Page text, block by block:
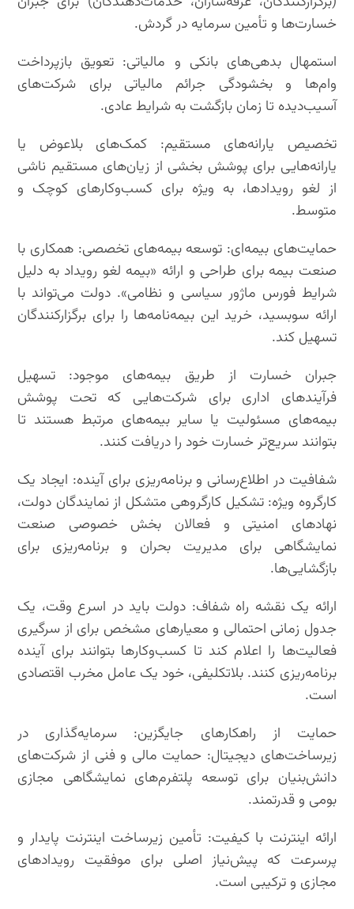
خسارت‌ها و تأمین سرمایه در گردش.
استمهال بدهی‌های بانکی و مالیاتی: تعویق بازپرداخت
وام‌ها و بخشودگی جرائم مالیاتی برای شرکت‌های
آسیب‌دیده تا زمان بازگشت به شرایط عادی.
تخصیص یارانه‌های مستقیم: کمک‌های بلاعوض یا
یارانه‌هایی برای پوشش بخشی از زیان‌های مستقیم ناشی
از لغو رویدادها، به ویژه برای کسب‌وکارهای کوچک و
متوسط.
حمایت‌های بیمه‌ای: توسعه بیمه‌های تخصصی: همکاری با
صنعت بیمه برای طراحی و ارائه «بیمه لغو رویداد به دلیل
شرایط فورس ماژور سیاسی و نظامی». دولت می‌تواند با
ارائه سوبسید، خرید این بیمه‌نامه‌ها را برای برگزارکنندگان
تسهیل کند.
جبران خسارت از طریق بیمه‌های موجود: تسهیل
فرآیندهای اداری برای شرکت‌هایی که تحت پوشش
بیمه‌های مسئولیت یا سایر بیمه‌های مرتبط هستند تا
بتوانند سریع‌تر خسارت خود را دریافت کنند.
شفافیت در اطلاع‌رسانی و برنامه‌ریزی برای آینده: ایجاد یک
کارگروه ویژه: تشکیل کارگروهی متشکل از نمایندگان دولت،
نهادهای امنیتی و فعالان بخش خصوصی صنعت
نمایشگاهی برای مدیریت بحران و برنامه‌ریزی برای
بازگشایی‌ها.
ارائه یک نقشه راه شفاف: دولت باید در اسرع وقت، یک
جدول زمانی احتمالی و معیارهای مشخص برای از سرگیری
فعالیت‌ها را اعلام کند تا کسب‌وکارها بتوانند برای آینده
برنامه‌ریزی کنند. بلاتکلیفی، خود یک عامل مخرب اقتصادی
است.
حمایت از راهکارهای جایگزین: سرمایه‌گذاری در
زیرساخت‌های دیجیتال: حمایت مالی و فنی از شرکت‌های
دانش‌بنیان برای توسعه پلتفرم‌های نمایشگاهی مجازی
بومی و قدرتمند.
ارائه اینترنت با کیفیت: تأمین زیرساخت اینترنت پایدار و
پرسرعت که پیش‌نیاز اصلی برای موفقیت رویدادهای
مجازی و ترکیبی است.